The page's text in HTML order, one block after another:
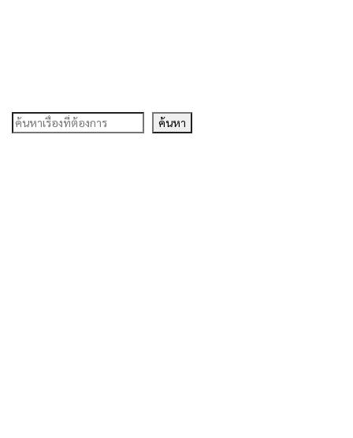
ค้นหา ค้นหา